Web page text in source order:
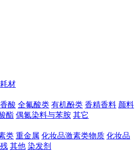
材
酸 全氟酸类 有机酚类 香精香料 颜料
酯 偶氮染料与苯胺 其它
类 重金属 化妆品激素类物质 化妆品
其他 染发剂